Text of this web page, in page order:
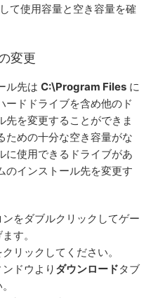
て使用容量と空き容量を確
変更
ル先はC:\Program Files に
ードドライブを含め他のド
先を変更することができま
ための十分な空き容量がな
に使用できるドライブがあ
のインストール先を変更す
ンをダブルクリックしてゲー
す。
クリックしてください。
ドウより ダウンロードタブ